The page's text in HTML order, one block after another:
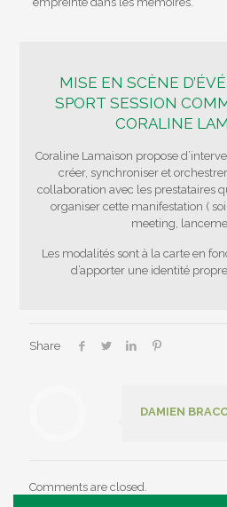
MISE EN SCÈNE
SPORT SESSION
CORALINE
Coraline Lamaison propose
créer, synchroniser et
collaboration avec les prestataires
organiser cette manifestation (
meeting,
Les modalités sont à la carte en
d’apporter une identité
Share
DAMIEN
Comments are closed.